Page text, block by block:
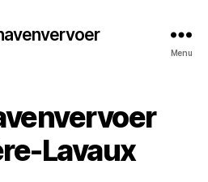
Menu
Lavaux